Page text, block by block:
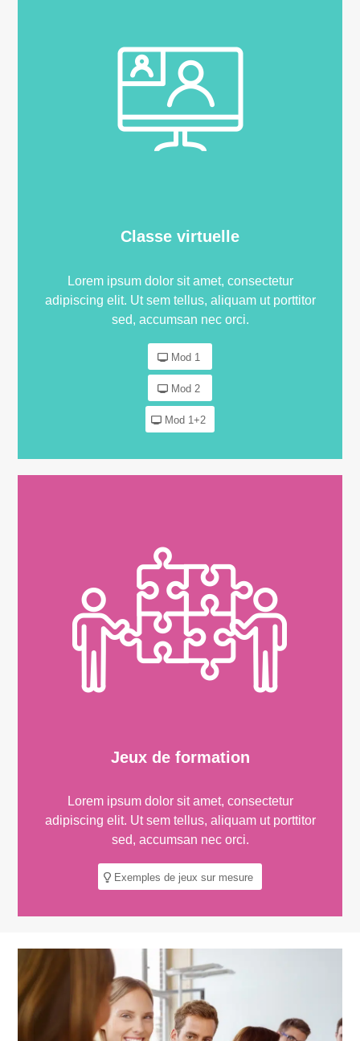
Classe virtuelle
Lorem ipsum dolor sit amet, consectetur
adipiscing elit. Ut sem tellus, aliquam ut porttitor
sed, accumsan nec orci.
Mod 1
Mod 2
Mod 1+2
Jeux de formation
Lorem ipsum dolor sit amet, consectetur
adipiscing elit. Ut sem tellus, aliquam ut porttitor
sed, accumsan nec orci.
Exemples de jeux sur mesure